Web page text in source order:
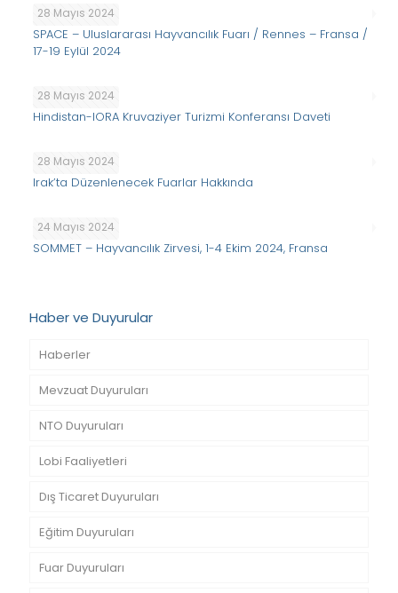
28 Mayıs 2024
SPACE – Uluslararası Hayvancılık Fuarı / Rennes – Fransa /
17-19 Eylül 2024
28 Mayıs 2024
Hindistan-IORA Kruvaziyer Turizmi Konferansı Daveti
28 Mayıs 2024
Irak’ta Düzenlenecek Fuarlar Hakkında
24 Mayıs 2024
SOMMET – Hayvancılık Zirvesi, 1-4 Ekim 2024, Fransa
Haber ve Duyurular
Haberler
Mevzuat Duyuruları
NTO Duyuruları
Lobi Faaliyetleri
Dış Ticaret Duyuruları
Eğitim Duyuruları
Fuar Duyuruları